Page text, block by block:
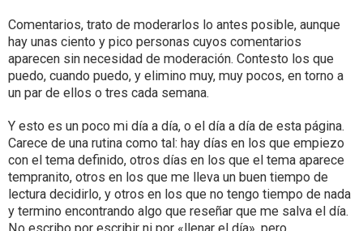
Comentarios, trato de moderarlos lo antes posible, aunque
hay unas ciento y pico personas cuyos comentarios
aparecen sin necesidad de moderación. Contesto los que
puedo, cuando puedo, y elimino muy, muy pocos, en torno a
un par de ellos o tres cada semana.
Y esto es un poco mi día a día, o el día a día de esta página.
Carece de una rutina como tal: hay días en los que empiezo
con el tema definido, otros días en los que el tema aparece
tempranito, otros en los que me lleva un buen tiempo de
lectura decidirlo, y otros en los que no tengo tiempo de nada
y termino encontrando algo que reseñar que me salva el día.